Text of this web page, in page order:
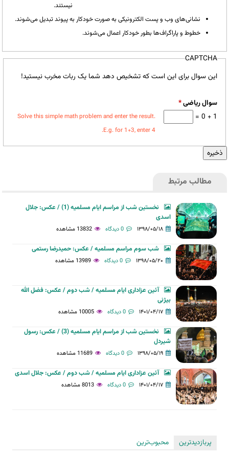
نیستند.
نشانی‌های وب و پست الکترونیکی به صورت خودکار به پیوند تبدیل می‌شوند.
خطوط و پاراگراف‌ها بطور خودکار اعمال می‌شوند.
CAPTCHA
این سوال برای این است که تشخیص دهد شما یک ربات مخرب نیستید!
سوال ریاضی*
1 + 0 =
Solve this simple math problem and enter the result.
E.g. for 1+3, enter 4.
مطالب مرتبط
نخستین شب از مراسم ایام مسلمیه (1) / عکس: جلال
اسدی
۱۳۹۸/۰۵/۱۸ 0 دیدگاه 13832 مشاهده
شب سوم مراسم مسلمیه / عکس: حمیدرضا رستمی
۱۳۹۸/۰۵/۲۰ 0 دیدگاه 13989 مشاهده
آئین عزاداری ایام مسلمیه / شب دوم / عکس: فضل الله
بیژنی
۱۴۰۱/۰۴/۱۷ 0 دیدگاه 10005 مشاهده
نخستین شب از مراسم ایام مسلمیه (3) / عکس: رسول
شیردل
۱۳۹۸/۰۵/۱۹ 0 دیدگاه 11689 مشاهده
آئین عزاداری ایام مسلمیه / شب دوم / عکس: جلال اسدی
۱۴۰۱/۰۴/۱۷ 0 دیدگاه 8013 مشاهده
پربازدیدترین
محبوب‌ترین